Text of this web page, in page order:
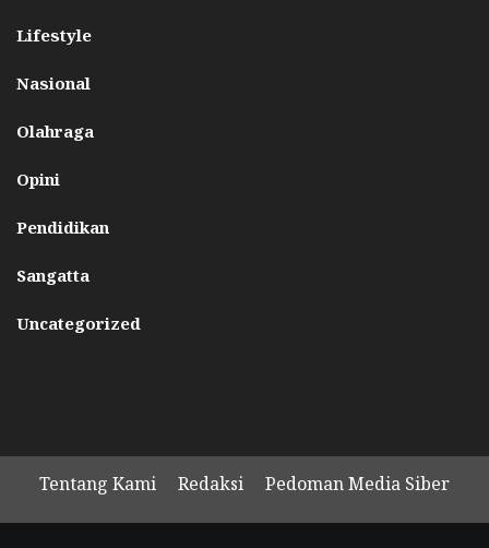
Lifestyle
Nasional
Olahraga
Opini
Pendidikan
Sangatta
Uncategorized
Tentang Kami Redaksi Pedoman Media Siber